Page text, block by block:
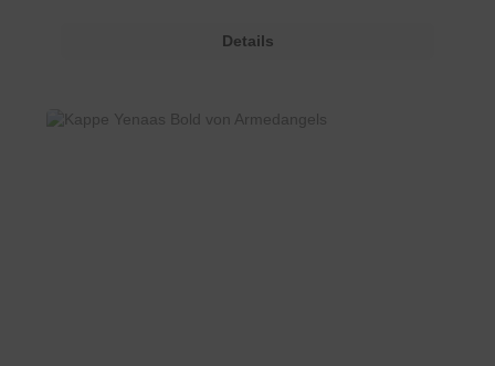
Details